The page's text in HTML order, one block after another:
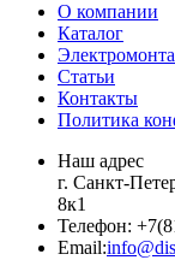
О компании
Каталог
Статьи
Контакты
Политика
Наш адрес
г. Санкт-
8к1
Телефон: +7
Email: